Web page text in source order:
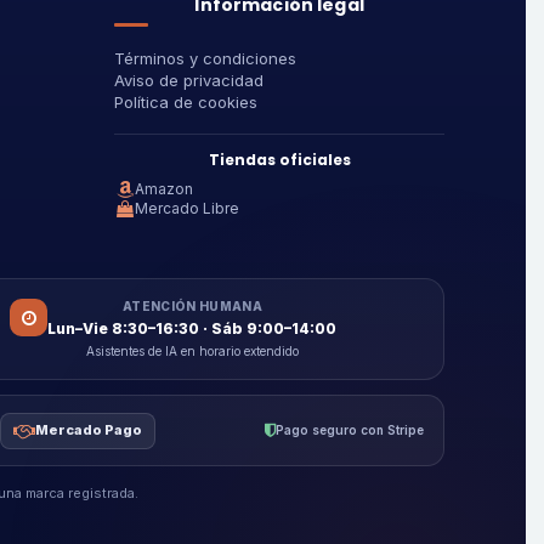
Términos y condiciones
Aviso de privacidad
Política de cookies
Tiendas oficiales
Amazon
Mercado Libre
ATENCIÓN HUMANA
Lun–Vie 8:30–16:30 · Sáb 9:00–14:00
Asistentes de IA en horario extendido
Mercado Pago Pago seguro con Stripe
marca registrada.